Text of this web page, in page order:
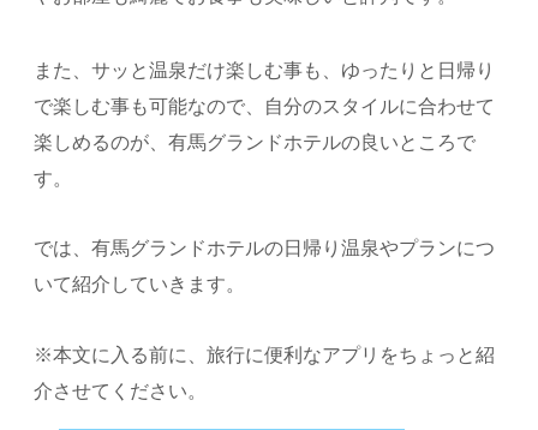
また、サッと温泉だけ楽しむ事も、ゆったりと日帰り
で楽しむ事も可能なので、自分のスタイルに合わせて
楽しめるのが、有馬グランドホテルの良いところで
す。
では、有馬グランドホテルの日帰り温泉やプランにつ
いて紹介していきます。
※本文に入る前に、旅行に便利なアプリをちょっと紹
介させてください。